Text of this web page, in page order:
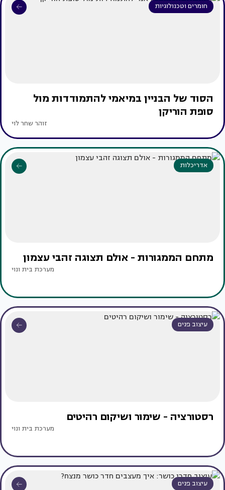
חומרים וטכנולוגיות
הסוד של הבניין במיאמי להתמודדות מול
סופת הוריקן
זוהר שחר לוי
אדריכלות
מתחם הממגורות - אולם תצוגה זהבי עצמון
מערכת בית ונוי
עיצוב פנים
רסטורציה - שימור ושיקום רהיטים
מערכת בית ונוי
עיצוב פנים